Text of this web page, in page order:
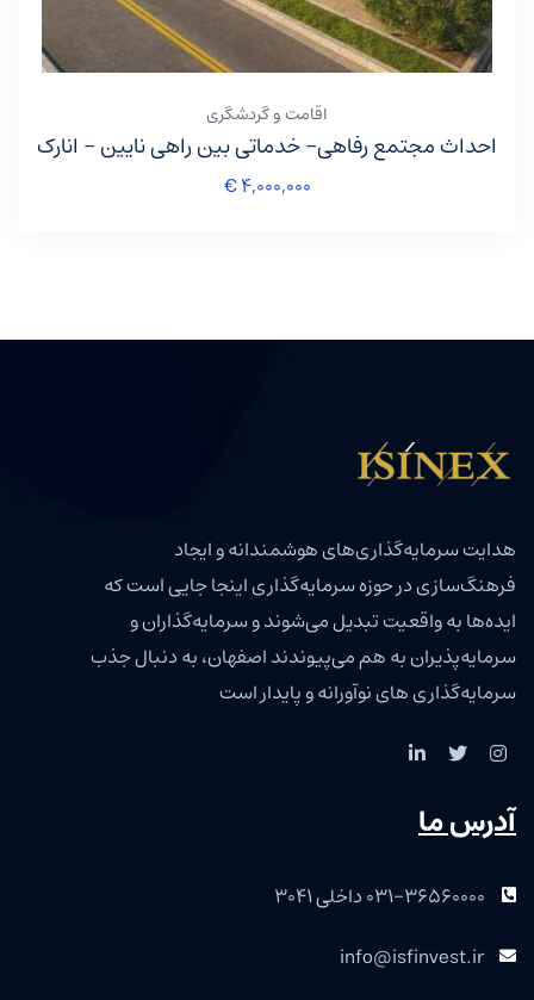
اقامت و گردشگری
احداث مجتمع رفاهی- خدماتی بین راهی نایین – انارک
€۴,۰۰۰,۰۰۰
هدایت سرمایه‌گذاری‌های هوشمندانه و ایجاد
فرهنگ‌سازی در حوزه سرمایه‌گذاری اینجا جایی است که
ایده‌ها به واقعیت تبدیل می‌شوند و سرمایه‌گذاران و
سرمایه‌پذیران به هم می‌پیوندند اصفهان، به دنبال جذب
سرمایه‌گذاری‌ های نوآورانه و پایدار است
آدرس ما
۰۳۱-۳۶۵۶۰۰۰۰ داخلی ۳۰۴۱
info@isfinvest.ir